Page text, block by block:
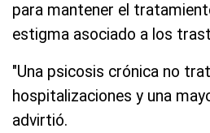
para mantener el
estigma asociado a los
"Una psicosis crónica no
hospitalizaciones y una
advirtió.